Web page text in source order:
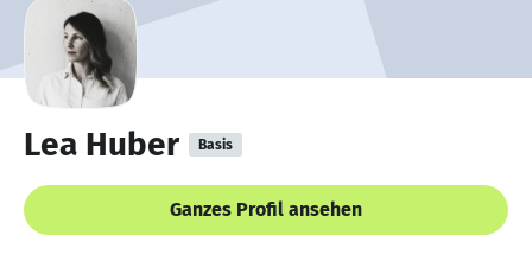
Lea Huber Basis
Ganzes Profil ansehen